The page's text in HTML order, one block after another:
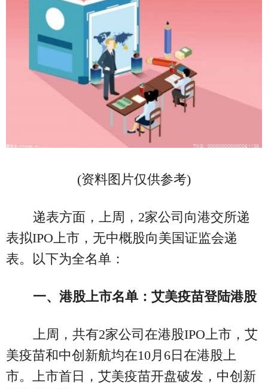
(资料图片仅供参考)
递表方面，上周，2家公司向港交所递
表拟IPO上市，无中概股向美国证监会递
表。以下为全名单：
一、港股上市名单：艾美疫苗登陆港股
上周，共有2家公司在港股IPO上市，艾
美疫苗和中创新航均在10月6日在港股上
市。上市首日，艾美疫苗开盘破发，中创新